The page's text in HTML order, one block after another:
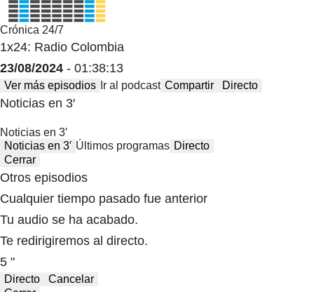
Crónica 24/7
1x24: Radio Colombia
23/08/2024 - 01:38:13
Ver más episodios Ir al podcast Compartir Directo
Noticias en 3′
Noticias en 3′
Noticias en 3′ Últimos programas Directo
Cerrar
Otros episodios
Cualquier tiempo pasado fue anterior
Tu audio se ha acabado.
Te redirigiremos al directo.
5 "
Directo
Cancelar